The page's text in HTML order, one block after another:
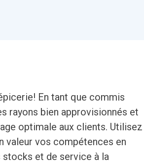
En tant que commis
rayons bien approvisionnés et
optimale aux clients. Utilisez
valeur vos compétences en
et de service à la